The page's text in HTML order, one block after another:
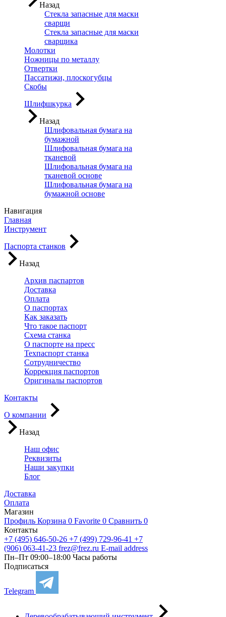
Назад
Стекла запасные для маски
сварщи
Стекла запасные для маски
сварщика
Молотки
Ножницы по металлу
Отвертки
Пассатижи, плоскогубцы
Скобы
Шлифшкурка
Назад
Шлифовальная бумага на
бумажной
Шлифовальная бумага на
тканевой
Шлифовальная бумага на
тканевой основе
Шлифовальная бумага на
бумажной основе
Навигация
Главная
Инструмент
Паспорта станков
Назад
Архив паспартов
Доставка
Оплата
О паспортах
Как заказать
Что такое паспорт
Схема станка
О паспорте на пресс
Техпаспорт станка
Сотрудничество
Коррекция паспортов
Оригиналы паспортов
Контакты
О компании
Назад
Наш офис
Реквизиты
Наши закупки
Блог
Доставка
Оплата
Магазин
Профиль Корзина 0 Favorite 0 Сравнить 0
Контакты
+7 (495) 646-50-26 +7 (499) 729-96-41 +7
(906) 063-41-23 frez@frez.ru E-mail address
Пн–Пт 09:00–18:00 Часы работы
Подписаться
Telegram